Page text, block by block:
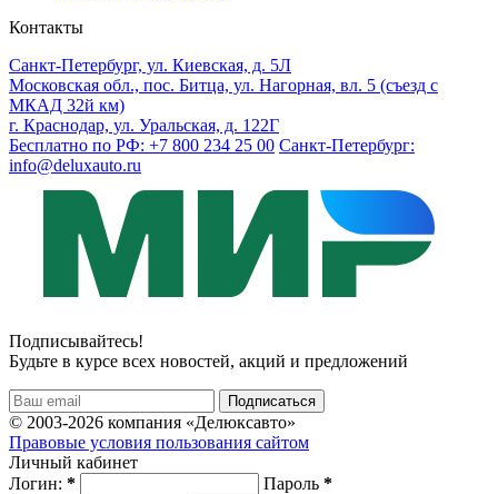
Контакты
Санкт-Петербург, ул. Киевская, д. 5Л
Московская обл., пос. Битца, ул. Нагорная, вл. 5 (съезд с
МКАД 32й км)
г. Краснодар, ул. Уральская, д. 122Г
Бесплатно по РФ: +7 800 234 25 00 Санкт-Петербург:
info@deluxauto.ru
Подписывайтесь!
Будьте в курсе всех новостей, акций и предложений
© 2003-2026 компания «Делюксавто»
Правовые условия пользования сайтом
Личный кабинет
Логин: * Пароль *